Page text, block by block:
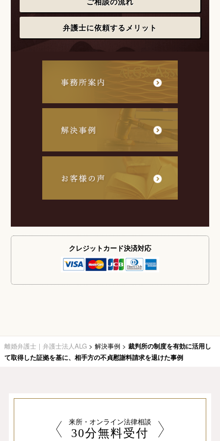
弁護士に依頼するメリット
クレジットカード決済対応
離婚弁護士｜弁護士法人ALG > 解決事例 > 裁判所の制度を有効に活用し
て取得した証拠を基に、相手方の不貞慰謝料請求を退けた事例
来所・オンライン法律相談
30分無料受付